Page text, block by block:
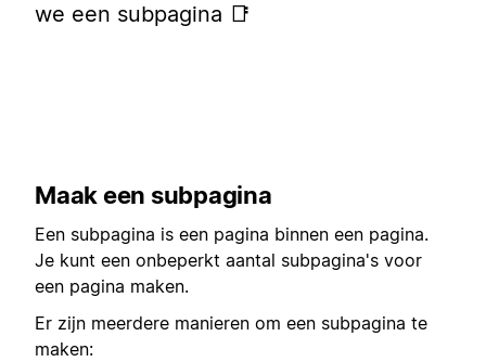
we een subpagina 📑
Maak een subpagina
Een subpagina is een pagina binnen een pagina.
Je kunt een onbeperkt aantal subpagina's voor
een pagina maken.
Er zijn meerdere manieren om een subpagina te
maken: